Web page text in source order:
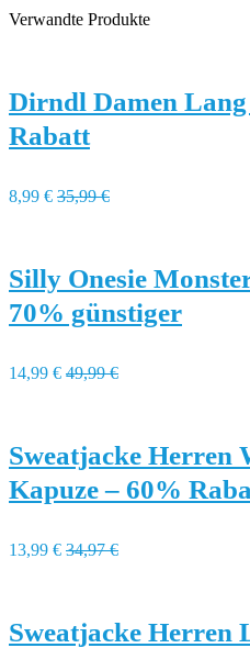
Verwandte Produkte
Dirndl Damen
Rabatt
8,99 € 35,99 €
Silly Onesie
70% günstiger
14,99 € 49,99 €
Sweatjacke Herren
Kapuze – 60%
13,99 € 34,97 €
Sweatjacke Herren